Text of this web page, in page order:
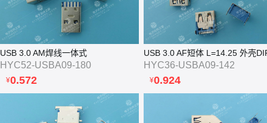
USB 3.0 AM焊线一体式
HYC52-USBA09-180
¥0.572
HYC36-USBA09-142
¥0.924